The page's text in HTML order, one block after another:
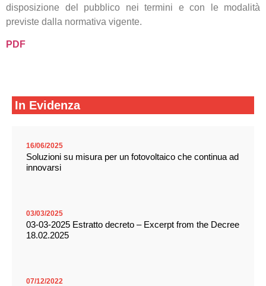
disposizione del pubblico nei termini e con le modalità
previste dalla normativa vigente.
PDF
In Evidenza
16/06/2025
Soluzioni su misura per un fotovoltaico che continua ad
innovarsi
03/03/2025
03-03-2025 Estratto decreto – Excerpt from the Decree
18.02.2025
07/12/2022